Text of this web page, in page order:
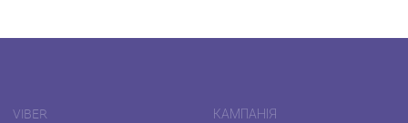
VIBER КАМПАНІЯ